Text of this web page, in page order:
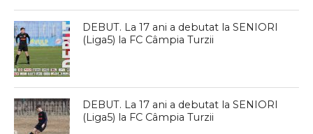
DEBUT. La 17 ani a debutat la SENIORI
(Liga5) la FC Câmpia Turzii
DEBUT. La 17 ani a debutat la SENIORI
(Liga5) la FC Câmpia Turzii